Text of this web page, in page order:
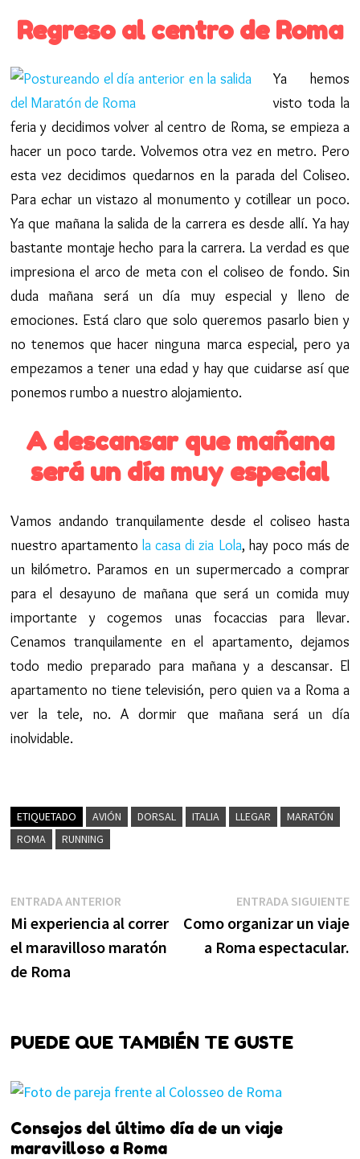
Regreso al centro de Roma
Ya hemos
visto toda la
feria y decidimos volver al centro de Roma, se empieza a
hacer un poco tarde. Volvemos otra vez en metro. Pero
esta vez decidimos quedarnos en la parada del Coliseo.
Para echar un vistazo al monumento y cotillear un poco.
Ya que mañana la salida de la carrera es desde allí. Ya hay
bastante montaje hecho para la carrera. La verdad es que
impresiona el arco de meta con el coliseo de fondo. Sin
duda mañana será un día muy especial y lleno de
emociones. Está claro que solo queremos pasarlo bien y
no tenemos que hacer ninguna marca especial, pero ya
empezamos a tener una edad y hay que cuidarse así que
ponemos rumbo a nuestro alojamiento.
A descansar que mañana
será un día muy especial
Vamos andando tranquilamente desde el coliseo hasta
nuestro apartamentola casa di zia Lola, hay poco más de
un kilómetro. Paramos en un supermercado a comprar
para el desayuno de mañana que será un comida muy
importante y cogemos unas focaccias para llevar.
Cenamos tranquilamente en el apartamento, dejamos
todo medio preparado para mañana y a descansar. El
apartamento no tiene televisión, pero quien va a Roma a
ver la tele, no. A dormir que mañana será un día
inolvidable.
ETIQUETADO AVIÓN DORSAL ITALIA LLEGAR
MARATÓN
ROMA
RUNNING
Navegación
de
entradas
ENTRADA ANTERIOREntrada
anterior:
Mi experiencia al correr
el maravilloso maratón
de Roma
ENTRADA SIGUIENTE
Como organizar un viaje
a Roma espectacular.
PUEDE QUE TAMBIÉN TE GUSTE
Consejos del último día de un viaje
maravilloso a Roma